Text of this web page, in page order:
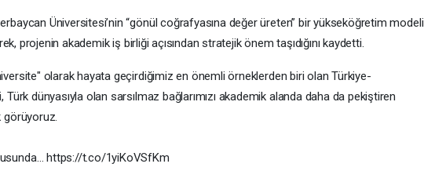
Üniversitesi’nin “gönül coğrafyasına değer üreten” bir yükseköğretim modeli
projenin akademik iş birliği açısından stratejik önem taşıdığını kaydetti.
olarak hayata geçirdiğimiz en önemli örneklerden biri olan Türkiye-
dünyasıyla olan sarsılmaz bağlarımızı akademik alanda daha da pekiştiren
görüyoruz.
https://t.co/1yiKoVSfKm